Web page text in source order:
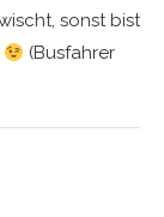
sonst bist
(Busfahrer